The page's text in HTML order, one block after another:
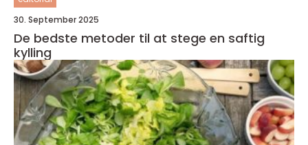
30. September 2025
De bedste metoder til at stege en saftig
kylling